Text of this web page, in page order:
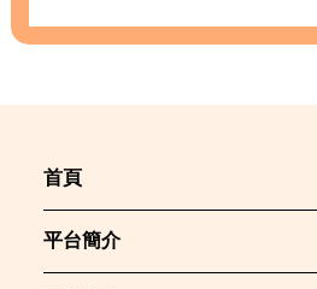
首頁
平台簡介